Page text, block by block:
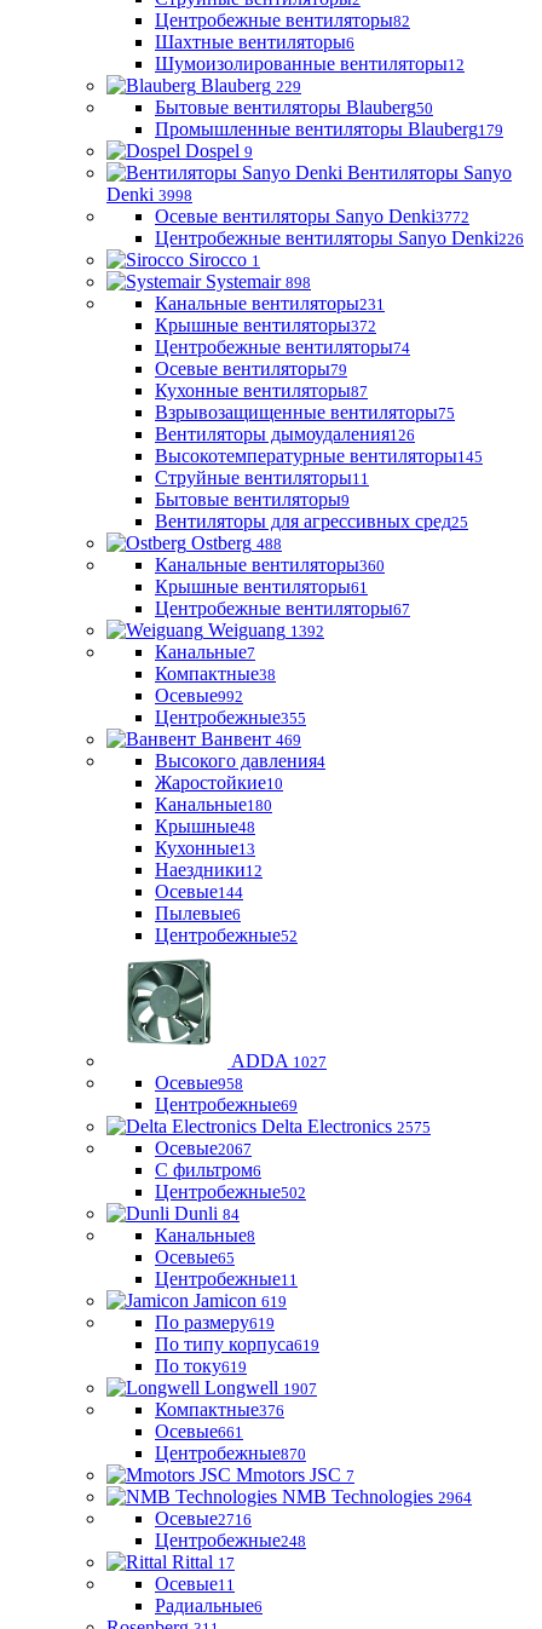
Центробежные вентиляторы82
Шахтные вентиляторы6
Шумоизолированные вентиляторы12
Blauberg 229
Бытовые вентиляторы Blauberg50
Промышленные вентиляторы Blauberg179
Dospel 9
Вентиляторы Sanyo
Denki 3998
Осевые вентиляторы Sanyo Denki3772
Центробежные вентиляторы Sanyo Denki226
Sirocco 1
Systemair 898
Канальные вентиляторы231
Крышные вентиляторы372
Центробежные вентиляторы74
Осевые вентиляторы79
Кухонные вентиляторы87
Взрывозащищенные вентиляторы75
Вентиляторы дымоудаления126
Высокотемпературные вентиляторы145
Струйные вентиляторы11
Бытовые вентиляторы9
Вентиляторы для агрессивных сред25
Ostberg 488
Канальные вентиляторы360
Крышные вентиляторы61
Центробежные вентиляторы67
Weiguang 1392
Канальные7
Компактные38
Осевые992
Центробежные355
Ванвент 469
Высокого давления4
Жаростойкие10
Канальные180
Крышные48
Кухонные13
Наездники12
Осевые144
Пылевые6
Центробежные52
ADDA 1027
Осевые958
Центробежные69
Delta Electronics 2575
Осевые2067
С фильтром6
Центробежные502
Dunli 84
Канальные8
Осевые65
Центробежные11
Jamicon 619
По размеру619
По типу корпуса619
По току619
Longwell 1907
Компактные376
Осевые661
Центробежные870
Mmotors JSC 7
NMB Technologies 2964
Осевые2716
Центробежные248
Rittal 17
Осевые11
Радиальные6